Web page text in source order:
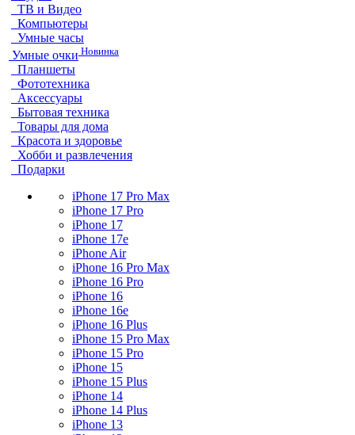
ТВ и Видео
Компьютеры
Умные часы
Умные очки Новинка
Планшеты
Фототехника
Аксессуары
Бытовая техника
Товары для дома
Красота и здоровье
Хобби и развлечения
Подарки
iPhone 17 Pro Max
iPhone 17 Pro
iPhone 17
iPhone 17e
iPhone Air
iPhone 16 Pro Max
iPhone 16 Pro
iPhone 16
iPhone 16e
iPhone 16 Plus
iPhone 15 Pro Max
iPhone 15 Pro
iPhone 15
iPhone 15 Plus
iPhone 14
iPhone 14 Plus
iPhone 13